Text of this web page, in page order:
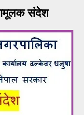
संदेश